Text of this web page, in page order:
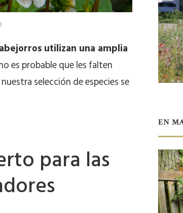
utilizan una amplia
es probable que les falten
selección de especies se
para las
EN